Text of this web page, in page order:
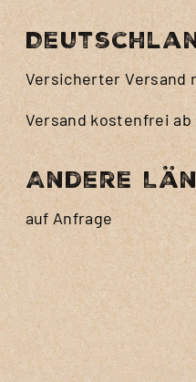
Versicherter Versand
Versand kostenfrei ab
Andere
auf Anfrage